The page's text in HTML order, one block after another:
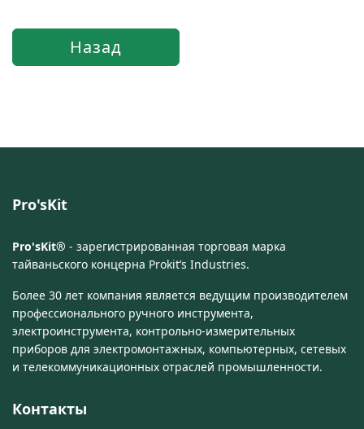
Pro'sKit
Pro'sKit® - зарегистрированная торговая марка
тайваньского концерна Prokit’s Industries.
Более 30 лет компания является ведущим производителем
профессионального ручного инструмента,
электроинструмента, контрольно-измерительных
приборов для электромонтажных, компьютерных, сетевых
и телекоммуникационных отраслей промышленности.
Контакты